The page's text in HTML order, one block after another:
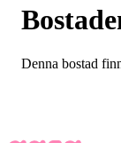
Denna bostad